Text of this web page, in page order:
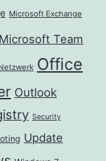
Microsoft Exchange
Microsoft Team
Office
Outlook
Security
Update